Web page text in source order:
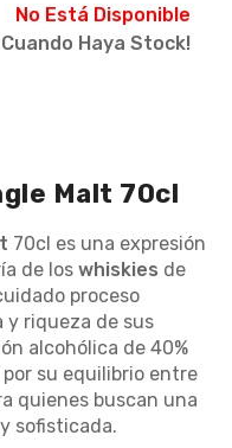
No Está Disponible
Cuando Haya Stock!
Malt 70cl
70cl es una expresión
de los whiskies de
proceso
y riqueza de sus
alcohólica de 40%
su equilibrio entre
quienes buscan una
sofisticada.